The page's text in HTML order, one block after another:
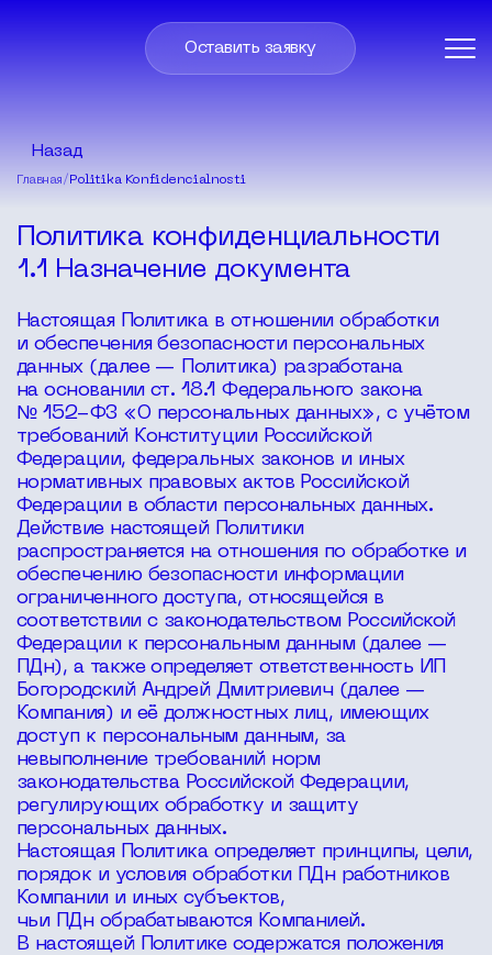
Оставить заявку
Назад
Главная/ Politika Konfidencialnosti
Политика конфиденциальности
1.1 Назначение документа
Настоящая Политика в отношении обработки
и обеспечения безопасности персональных
данных (далее — Политика) разработана
на основании ст. 18.1 Федерального закона
№ 152-ФЗ «О персональных данных», с учётом
требований Конституции Российской
Федерации, федеральных законов и иных
нормативных правовых актов Российской
Федерации в области персональных данных.
Действие настоящей Политики
распространяется на отношения по обработке и
обеспечению безопасности информации
ограниченного доступа, относящейся в
соответствии с законодательством Российской
Федерации к персональным данным (далее —
ПДн), а также определяет ответственность ИП
Богородский Андрей Дмитриевич (далее —
Компания) и её должностных лиц, имеющих
доступ к персональным данным, за
невыполнение требований норм
законодательства Российской Федерации,
регулирующих обработку и защиту
персональных данных.
Настоящая Политика определяет принципы, цели,
порядок и условия обработки ПДн работников
Компании и иных субъектов,
чьи ПДн обрабатываются Компанией.
В настоящей Политике содержатся положения